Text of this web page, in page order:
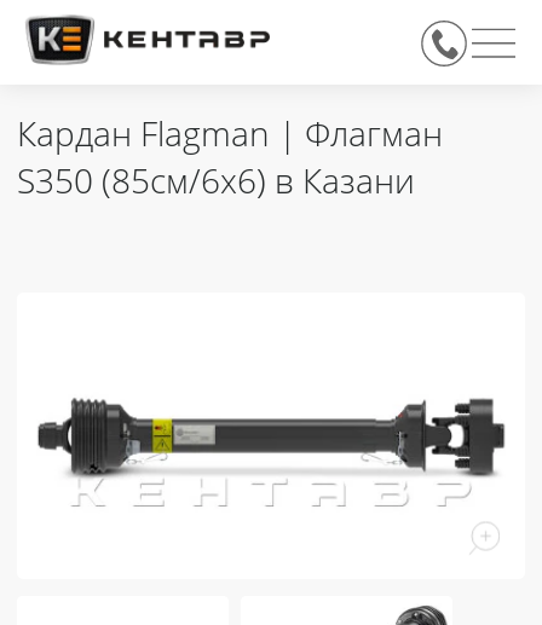
Кардан Flagman | Флагман
S350 (85см/6х6) в Казани